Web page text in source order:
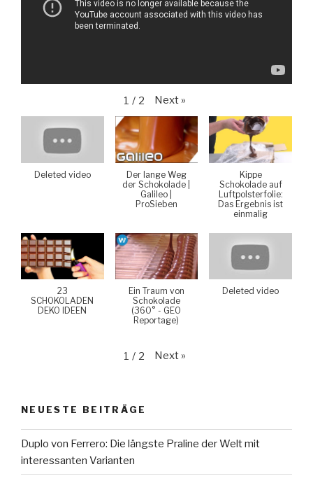
1 / 2 Next »
Deleted video
Der lange Weg
der Schokolade |
Galileo |
ProSieben
Kippe
Schokolade auf
Luftpolsterfolie:
Das Ergebnis ist
einmalig
23
SCHOKOLADEN
DEKO IDEEN
Ein Traum von
Schokolade
(360° - GEO
Reportage)
Deleted video
1 / 2 Next »
NEUESTE BEITRÄGE
Duplo von Ferrero: Die längste Praline der Welt mit
interessanten Varianten